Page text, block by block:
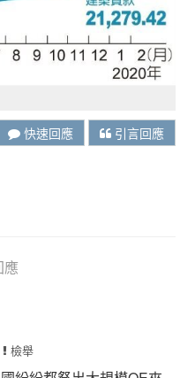
快速回應 引言回應
應
檢舉